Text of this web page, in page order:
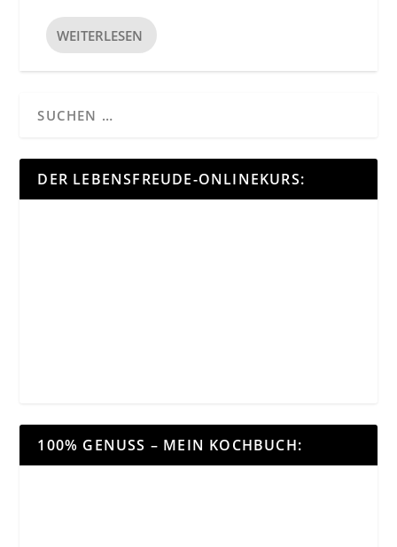
WEITERLESEN
DER LEBENSFREUDE-ONLINEKURS:
100% GENUSS – MEIN KOCHBUCH: